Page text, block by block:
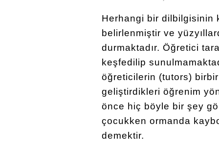
Herhangi bir dilbilgisinin
belirlenmiştir ve
durmaktadır. Öğretici
keşfedilip
öğreticilerin (tutors)
geliştirdikleri öğrenim
önce hiç böyle bir şey
çocukken ormanda
demektir.